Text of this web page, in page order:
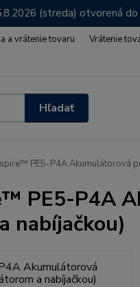
(streda) otvorená
a vrátenie tovaru
Vrátenie
Hľadať
PE5-P4A Akumulátorová
PE5-P4A
nabíjačkou)